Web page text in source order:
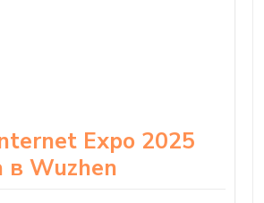
Expo 2025
в Wuzhen